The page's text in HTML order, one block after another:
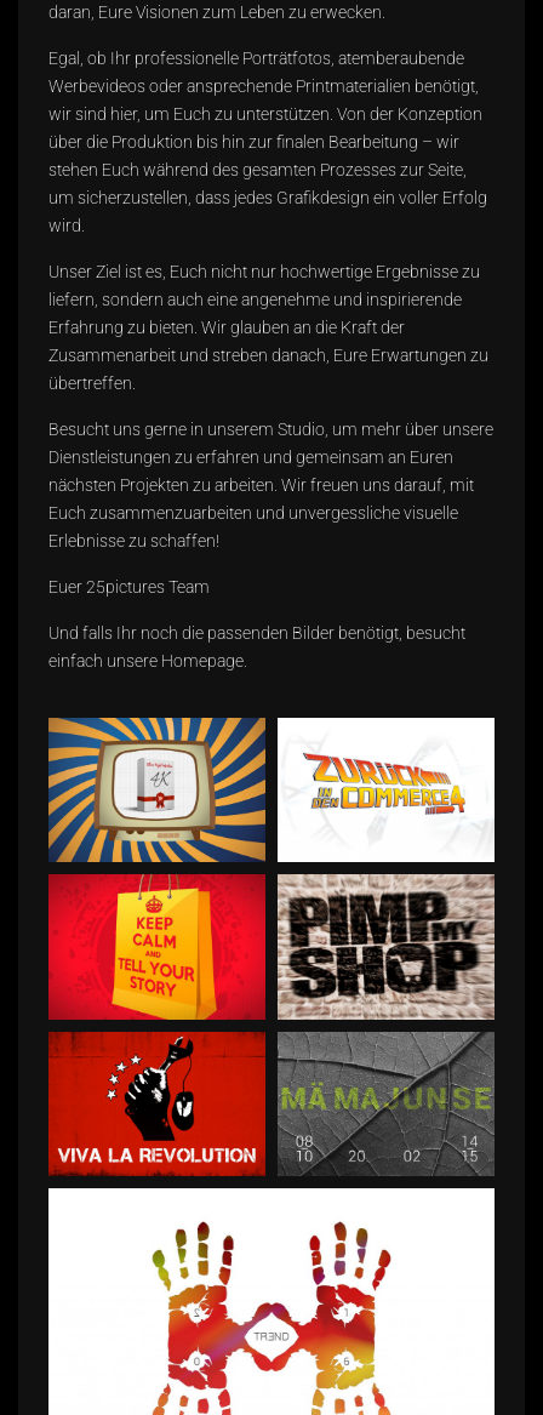
daran, Eure Visionen zum Leben zu erwecken.
Egal, ob Ihr professionelle Porträtfotos, atemberaubende
Werbevideos oder ansprechende Printmaterialien benötigt,
wir sind hier, um Euch zu unterstützen. Von der Konzeption
über die Produktion bis hin zur finalen Bearbeitung – wir
stehen Euch während des gesamten Prozesses zur Seite,
um sicherzustellen, dass jedes Grafikdesign ein voller Erfolg
wird.
Unser Ziel ist es, Euch nicht nur hochwertige Ergebnisse zu
liefern, sondern auch eine angenehme und inspirierende
Erfahrung zu bieten. Wir glauben an die Kraft der
Zusammenarbeit und streben danach, Eure Erwartungen zu
übertreffen.
Besucht uns gerne in unserem Studio, um mehr über unsere
Dienstleistungen zu erfahren und gemeinsam an Euren
nächsten Projekten zu arbeiten. Wir freuen uns darauf, mit
Euch zusammenzuarbeiten und unvergessliche visuelle
Erlebnisse zu schaffen!
Euer 25pictures Team
Und falls Ihr noch die passenden Bilder benötigt, besucht
einfach unsere Homepage